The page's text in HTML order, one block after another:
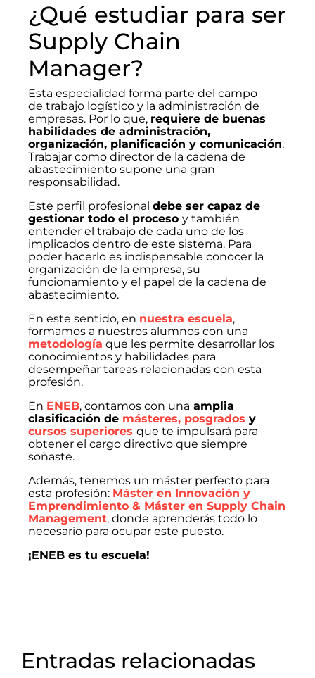
¿Qué estudiar para ser
Supply Chain
Manager?
Esta especialidad forma parte del campo
de trabajo logístico y la administración de
empresas. Por lo que, requiere de buenas
habilidades de administración,
organización, planificación y comunicación.
Trabajar como director de la cadena de
abastecimiento supone una gran
responsabilidad.
Este perfil profesional debe ser capaz de
gestionar todo el proceso y también
entender el trabajo de cada uno de los
implicados dentro de este sistema. Para
poder hacerlo es indispensable conocer la
organización de la empresa, su
funcionamiento y el papel de la cadena de
abastecimiento.
En este sentido, en nuestra escuela,
formamos a nuestros alumnos con una
metodología que les permite desarrollar los
conocimientos y habilidades para
desempeñar tareas relacionadas con esta
profesión.
En ENEB, contamos con una amplia
clasificación de másteres, posgrados y
cursos superiores que te impulsará para
obtener el cargo directivo que siempre
soñaste.
Además, tenemos un máster perfecto para
esta profesión: Máster en Innovación y
Emprendimiento & Máster en Supply Chain
Management, donde aprenderás todo lo
necesario para ocupar este puesto.
¡ENEB es tu escuela!
Entradas relacionadas